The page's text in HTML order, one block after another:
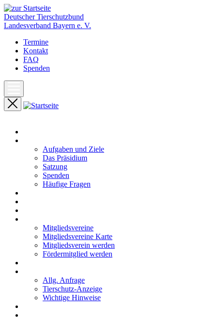
Deutscher Tierschutzbund
Landesverband Bayern e. V.
Termine
Kontakt
FAQ
Spenden
Aufgaben und Ziele
Das Präsidium
Satzung
Spenden
Häufige Fragen
Mitgliedsvereine
Mitgliedsvereine Karte
Mitgliedsverein werden
Fördermitglied werden
Allg. Anfrage
Tierschutz-Anzeige
Wichtige Hinweise